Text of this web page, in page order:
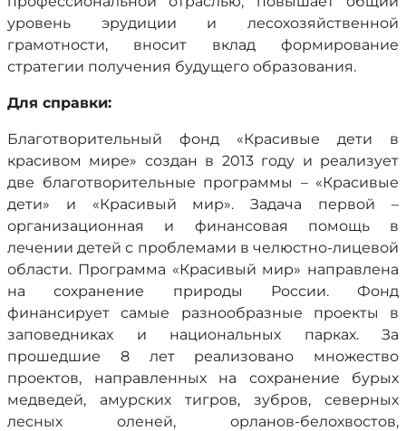
уровень эрудиции и лесохозяйственной
грамотности, вносит вклад формирование
стратегии получения будущего образования.
Для справки:
Благотворительный фонд «Красивые дети в
красивом мире» создан в 2013 году и реализует
две благотворительные программы – «Красивые
дети» и «Красивый мир». Задача первой –
организационная и финансовая помощь в
лечении детей с проблемами в челюстно-лицевой
области. Программа «Красивый мир» направлена
на сохранение природы России. Фонд
финансирует самые разнообразные проекты в
заповедниках и национальных парках. За
прошедшие 8 лет реализовано множество
проектов, направленных на сохранение бурых
медведей, амурских тигров, зубров, северных
лесных оленей, орланов-белохвостов,